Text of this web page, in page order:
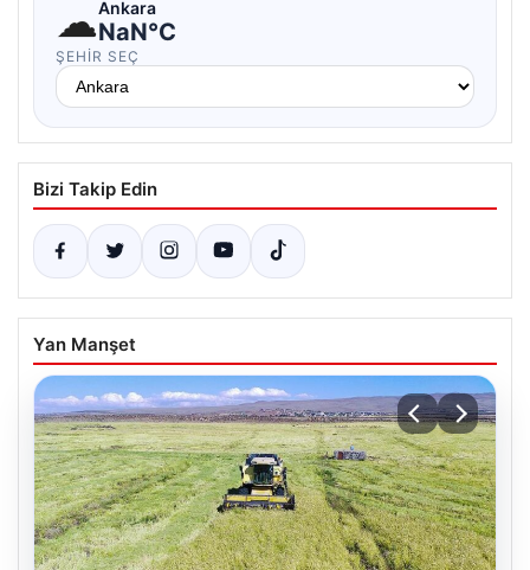
☁Ankara
NaN°C
ŞEHIR SEÇ
Bizi Takip Edin
Yan Manşet